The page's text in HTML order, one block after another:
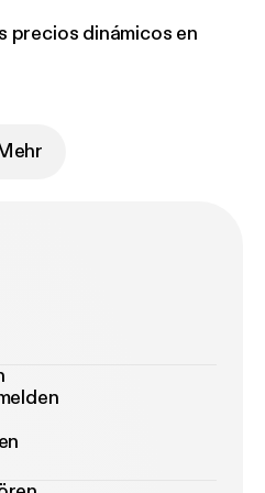
precios dinámicos en